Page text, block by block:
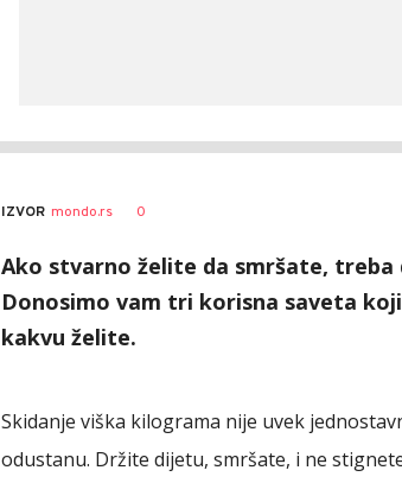
IZVOR mondo.rs 0
Ako stvarno želite da smršate,
Donosimo vam tri korisna saveta
kakvu želite.
Skidanje viška kilograma nije uvek
odustanu. Držite dijetu, smršate, i ne